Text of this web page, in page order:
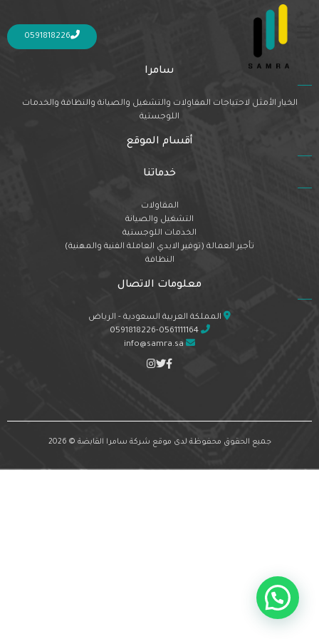
0591818226
Nothing Found
It seems we can’t find what you’re looking for. Perhaps searching can help.
سامرا
الخيار الأمثل لاحتياجات المقاولات والتشغيل والصيانة والنظافة والخدمات
اللوجستية
أقسام الموقع
خدماتنا
المقاولات
التشغيل والصيانة
الخدمات اللوجستية
تأجير العمالة (توفير الايدي العاملة الفنية والمهنية)
النظافة
معلومات الاتصال
المملكة العربية السعودية - الرياض
0591818226-0561111164
info@samra.sa
جميع الحقوق محفوظة لدى موقع شركة سامرا القابضة © 2026